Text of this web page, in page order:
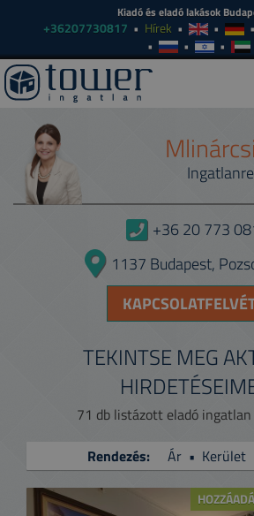
Kiadó és eladó lakások
+36207730817 Hírek
+36 20 773
1137 Budapest,
TEKINTSE MEG
71 db listázott eladó
Rendezés:
Ár• Kerület